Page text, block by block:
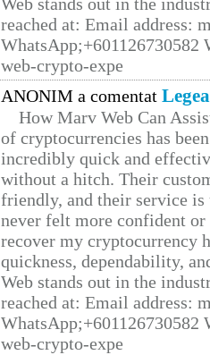
reached at: Email address:
web-crypto-expe
ANONIM a comentat
How Marv Web Can
of cryptocurrencies has
incredibly quick and
without a hitch. Their
friendly, and their service
never felt more confident
recover my cryptocurrency
quickness, dependability,
Web stands out in the
reached at: Email address:
web-crypto-expe